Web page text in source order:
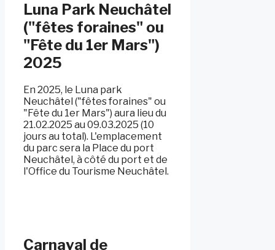
Luna Park Neuchâtel
("fêtes foraines" ou
"Fête du 1er Mars")
2025
En 2025, le Luna park
Neuchâtel ("fêtes foraines" ou
"Fête du 1er Mars") aura lieu du
21.02.2025 au 09.03.2025 (10
jours au total). L'emplacement
du parc sera la Place du port
Neuchâtel, à côté du port et de
l'Office du Tourisme Neuchâtel.
Carnaval de